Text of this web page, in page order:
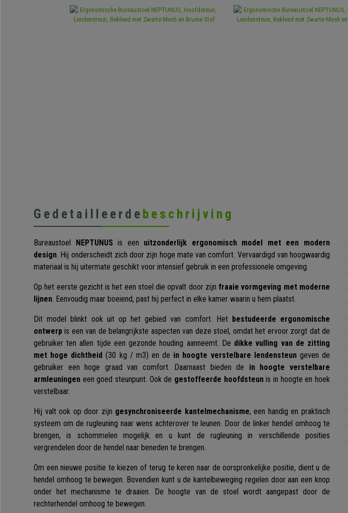
Gedetailleerde beschrijving
Bureaustoel NEPTUNUS is een uitzonderlijk ergonomisch model met een modern
design. Hij onderscheidt zich door zijn hoge mate van comfort. Vervaardigd van hoogwaardig
materiaal is hij uitermate geschikt voor intensief gebruik in een professionele omgeving.
Op het eerste gezicht is het een stoel die opvalt door zijn fraaie vormgeving met moderne
lijnen. Eenvoudig maar boeiend, past hij perfect in elke kamer waarin u hem plaatst.
Dit model blinkt ook uit op het gebied van comfort. Het bestudeerde ergonomische
ontwerp is een van de belangrijkste aspecten van deze stoel, omdat het ervoor zorgt dat de
gebruiker ten allen tijde een gezonde houding aanneemt. De dikke vulling van de zitting
met hoge dichtheid (30 kg / m3) en de in hoogte verstelbare lendensteungeven de
gebruiker een hoge graad van comfort. Daarnaast bieden de in hoogte verstelbare
armleuningen een goed steunpunt. Ook de gestoffeerde hoofdsteunis in hoogte en hoek
verstelbaar.
Hij valt ook op door zijn gesynchroniseerde kantelmechanisme, een handig en praktisch
systeem om de rugleuning naar wens achterover te leunen. Door de linker hendel omhoog te
brengen, is schommelen mogelijk en u kunt de rugleuning in verschillende posities
vergrendelen door de hendel naar beneden te brengen.
Om een nieuwe positie te kiezen of terug te keren naar de oorspronkelijke positie, dient u de
hendel omhoog te bewegen. Bovendien kunt u de kantelbeweging regelen door aan een knop
onder het mechanisme te draaien. De hoogte van de stoel wordt aangepast door de
rechterhendel omhoog te bewegen.